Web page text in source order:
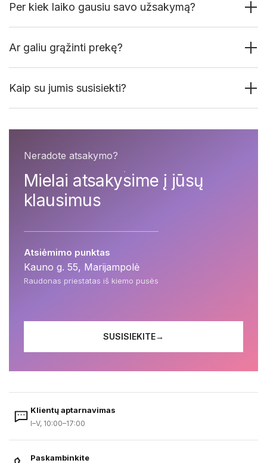
Per kiek laiko gausiu savo užsakymą?
Ar galiu grąžinti prekę?
Kaip su jumis susisiekti?
Neradote atsakymo?
Mielai atsakysime į jūsų
klausimus
Atsiėmimo punktas
Kauno g. 55, Marijampolė
Raudonas priestatas iš kiemo pusės
SUSISIEKITE→
Klientų aptarnavimas
I–V, 10:00–17:00
Paskambinkite